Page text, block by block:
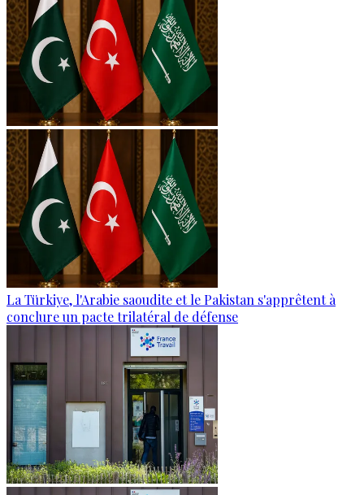
La Türkiye, l'Arabie saoudite et le Pakistan s'apprêtent à
conclure un pacte trilatéral de défense